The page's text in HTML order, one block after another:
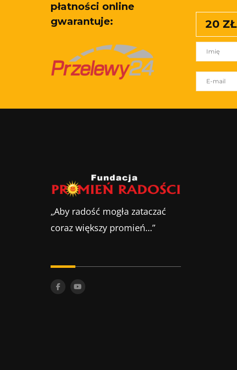
płatności online
gwarantuje:
20 ZŁ
„Aby radość mogła zataczać
coraz większy promień…”